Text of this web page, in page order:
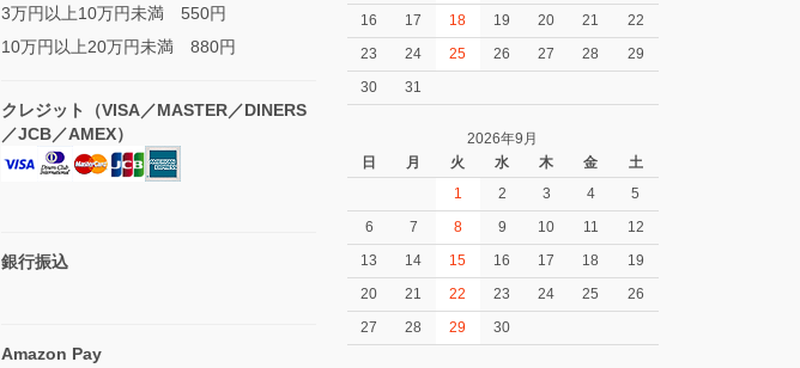
3万円以上10万円未満 550円
10万円以上20万円未満 880円
クレジット（VISA／MASTER／DINERS
／JCB／AMEX）
銀行振込
Amazon Pay
16
17 18 19 20 21
22
23
24 25 26 27 28
29
30
31
2026年9月
日
月 火 水 木 金
土
1
2 3 4
5
6
7 8 9 10 11
12
13
14 15 16 17 18
19
20
21 22 23 24 25
26
27
28 29 30